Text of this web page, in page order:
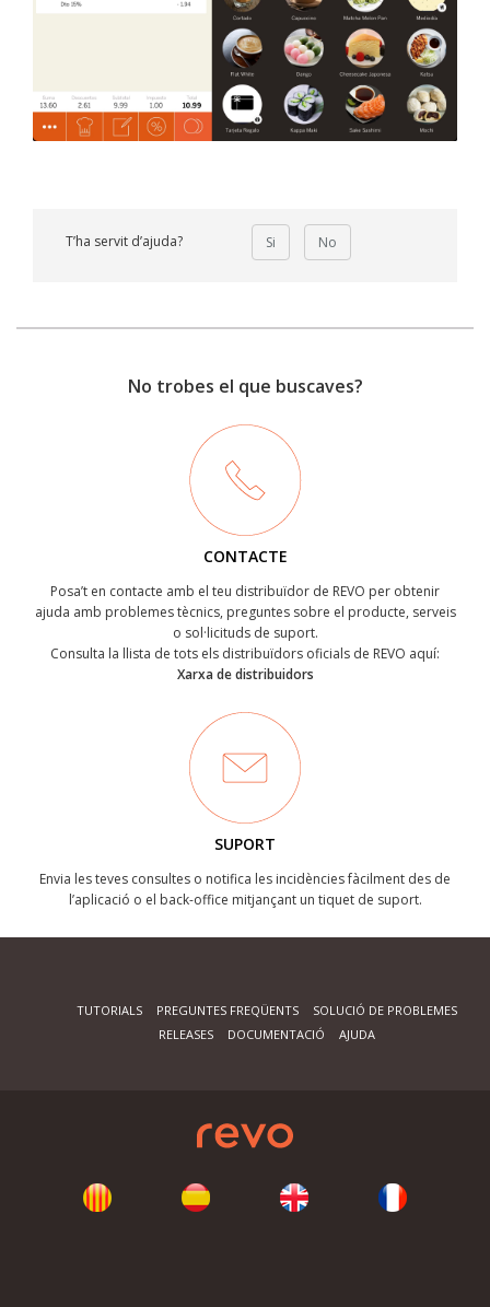
T’ha servit d’ajuda? Si No
No trobes el que buscaves?
CONTACTE
Posa’t en contacte amb el teu distribuïdor de REVO per obtenir
ajuda amb problemes tècnics, preguntes sobre el producte, serveis
o sol·licituds de suport.
Consulta la llista de tots els distribuïdors oficials de REVO aquí:
Xarxa de distribuidors
SUPORT
Envia les teves consultes o notifica les incidències fàcilment des de
l’aplicació o el back-office mitjançant un tiquet de suport.
TUTORIALS PREGUNTES FREQÜENTS
SOLUCIÓ DE PROBLEMES
RELEASES
DOCUMENTACIÓ AJUDA